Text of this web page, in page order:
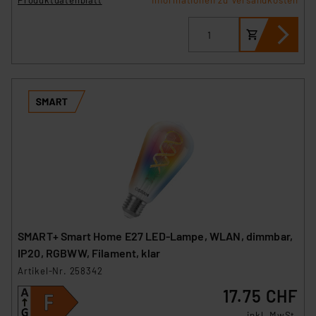
Weiterverarbeitung dieser Daten zur Auswertung und
Analyse bis zum Zeitpunkt des Widerrufs bleibt hiervon
unberührt. Ihre Browser-Einstellungen können dazu
angezeigt wird.
Daten in den USA. Ihre Einwilligung zur Einbindung von
Cookies dieser Drittanbieter umfasst daher ggf. auch
die Verarbeitung Ihrer Daten in den USA gemäß Art. 49
(1) lit. a DSGVO. Nähere Infos zu diesen Drittanbietern
und zu der jeweiligen Datenübermittlung erhalten Sie in
Angemessenheitsbeschluss der EU. Dies bedeutet,
dass die USA als Land mit unzureichendem
Datenschutz nach EU-Standards eingestuft wird. So
besteht etwa das Risiko, dass US-Behörden
personenbezogene Daten in
SMART+ Smart Home E27 LED-Lampe, WLAN, dimmbar,
IP20, RGBWW, Filament, klar
Artikel-Nr. 258342
17.75 CHF